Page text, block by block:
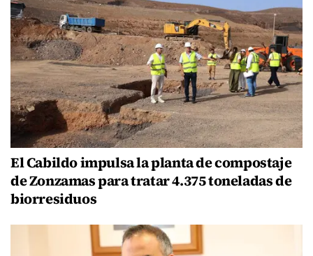
El Cabildo impulsa la planta de compostaje
de Zonzamas para tratar 4.375 toneladas de
biorresiduos